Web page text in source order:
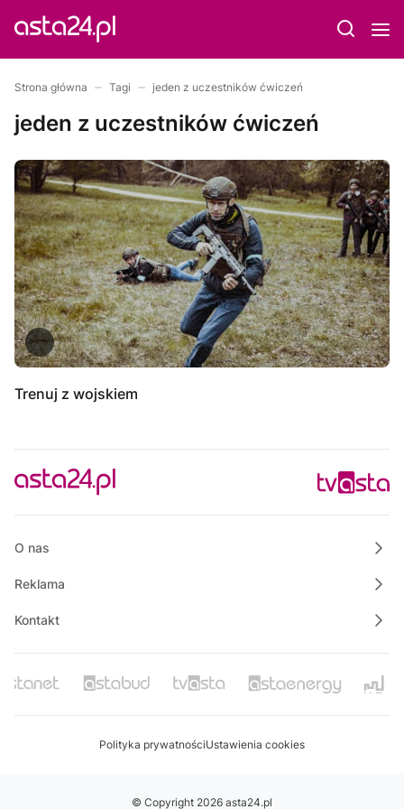
Strona główna Tagi jeden z uczestników ćwiczeń
jeden z uczestników ćwiczeń
Trenuj z wojskiem
O nas
Reklama
Kontakt
Polityka prywatnościUstawienia cookies
© Copyright 2026 asta24.pl